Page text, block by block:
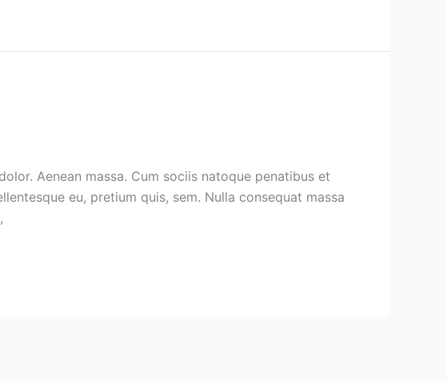
Aenean massa. Cum sociis natoque penatibus et
eu, pretium quis, sem. Nulla consequat massa